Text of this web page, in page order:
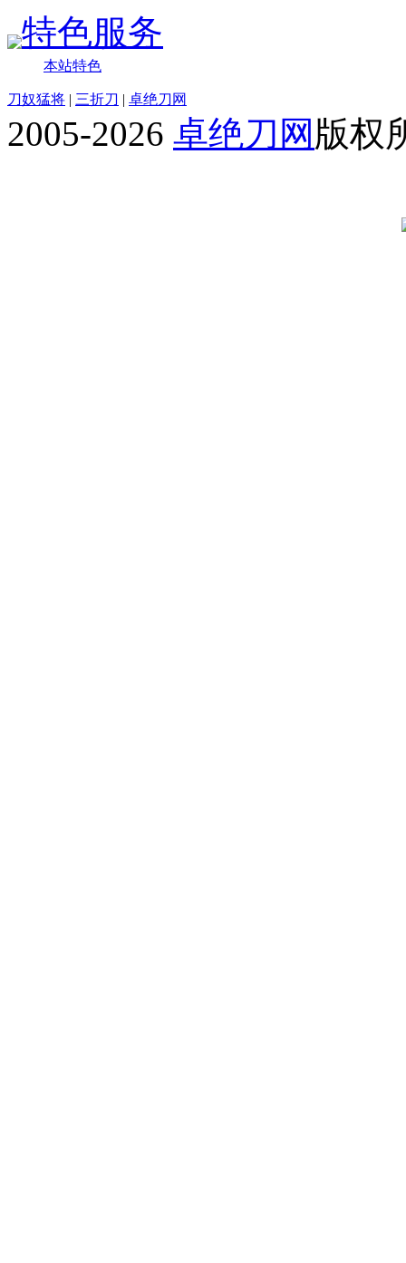
特色服务
本站特色
刀奴猛将 | 三折刀 | 卓绝刀网
2005-2026 卓绝刀网 版权